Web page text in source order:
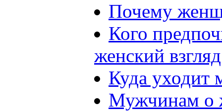
Почему
Кого
женский взгляд
Куда уходит
Мужчинам о